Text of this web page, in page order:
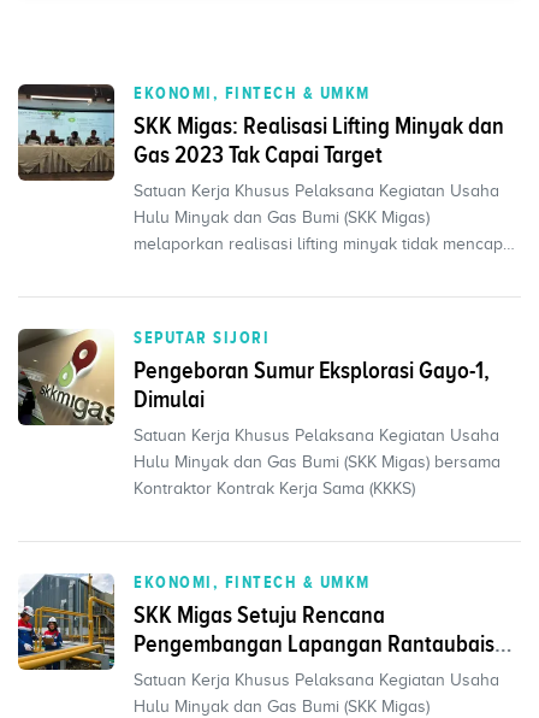
EKONOMI, FINTECH & UMKM
SKK Migas: Realisasi Lifting Minyak dan
Gas 2023 Tak Capai Target
Satuan Kerja Khusus Pelaksana Kegiatan Usaha
Hulu Minyak dan Gas Bumi (SKK Migas)
melaporkan realisasi lifting minyak tidak mencapai
SEPUTAR SIJORI
Pengeboran Sumur Eksplorasi Gayo-1,
Dimulai
Satuan Kerja Khusus Pelaksana Kegiatan Usaha
Hulu Minyak dan Gas Bumi (SKK Migas) bersama
Kontraktor Kontrak Kerja Sama (KKKS)
EKONOMI, FINTECH & UMKM
SKK Migas Setuju Rencana
Pengembangan Lapangan Rantaubais
Senilai Rp3,7 Triliun
Satuan Kerja Khusus Pelaksana Kegiatan Usaha
Hulu Minyak dan Gas Bumi (SKK Migas)